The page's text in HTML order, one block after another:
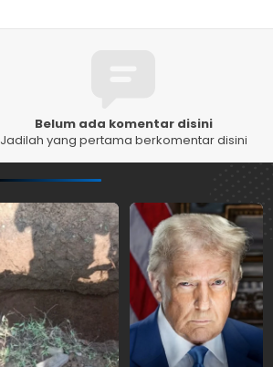
Belum ada komentar disini
Jadilah yang pertama berkomentar disini